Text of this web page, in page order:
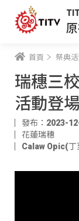
首頁 祭典
瑞穗三
活動登場
發布：2023-
花蓮瑞穗
Calaw Opic(丁